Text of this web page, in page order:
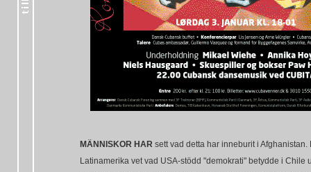
MÄNNISKOR HAR sett vad detta har inneburit i
Latinamerika vet vad USA-stödd "demokrati" betydde i